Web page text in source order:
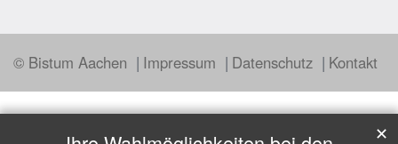
© Bistum Aachen Impressum Datenschutz Kontakt
✕